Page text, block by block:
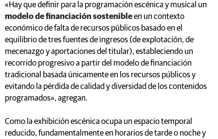
«Hay que definir para la programación escénica y musical un
modelo de financiación sostenibleen un contexto
económico de falta de recursos públicos basado en el
equilibrio de tres fuentes de ingresos (de explotación, de
mecenazgo y aportaciones del titular), estableciendo un
recorrido progresivo a partir del modelo de financiación
tradicional basada únicamente en los recursos públicos y
evitando la pérdida de calidad y diversidad de los contenidos
programados», agregan.
Como la exhibición escénica ocupa un espacio temporal
reducido, fundamentalmente en horarios de tarde o noche y